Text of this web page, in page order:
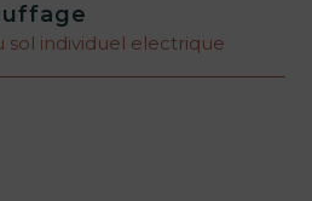
sol individuel electrique